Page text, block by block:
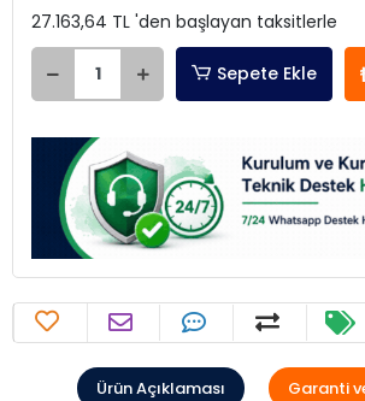
27.163,64 TL 'den başlayan taksitlerle
Sepete Ekle
Ürün Açıklaması Garanti